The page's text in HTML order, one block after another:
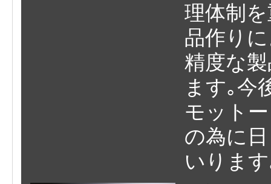
理体制
品作り
精度な
ます｡今
モット
の為に
いりま